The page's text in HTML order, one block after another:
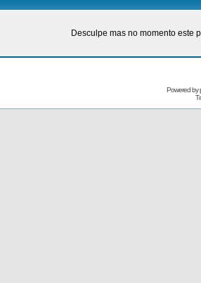
Desculpe mas no momento este
Powered by